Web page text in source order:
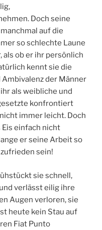
Doch seine
auf die
so schlechte Laune
als ob er ihr persönlich
kennt sie die
der Männer
als weibliche und
konfrontiert
immer leicht. Doch
Eis einfach nicht
er seine Arbeit so
sein!
sie schnell,
verlässt eilig ihre
Augen verloren, sie
heute kein Stau auf
Fiat Punto